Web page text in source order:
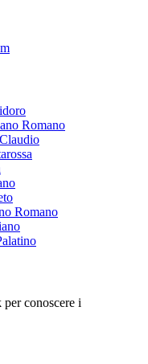
Romano
Romano
conoscere i